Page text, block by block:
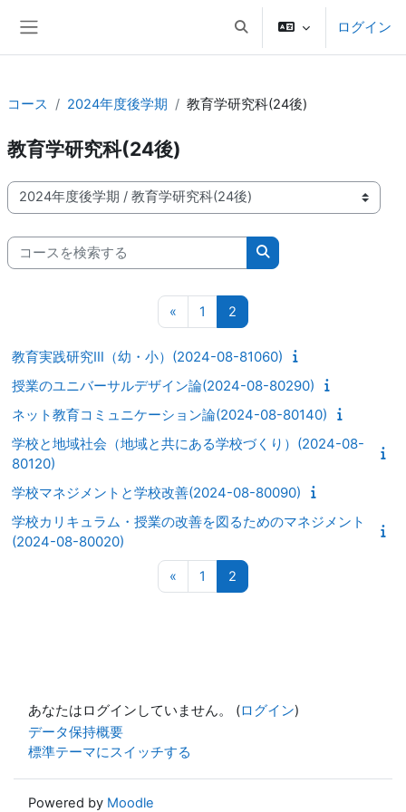
検索入力に切り替えるログイン
コース 2024年度後学期 教育学研究科(24後)
教育学研究科(24後)
コースカテゴリ
コースを検索する
コースを検索する
« 前のページ
1 ページ 1
2
教育実践研究Ⅲ（幼・小）(2024-08-81060)
授業のユニバーサルデザイン論(2024-08-80290)
ネット教育コミュニケーション論(2024-08-80140)
学校と地域社会（地域と共にある学校づくり）(2024-08-
80120)
学校マネジメントと学校改善(2024-08-80090)
学校カリキュラム・授業の改善を図るためのマネジメント
(2024-08-80020)
« 前のページ
1 ページ 1
2
あなたはログインしていません。 (ログイン)
データ保持概要
標準テーマにスイッチする
Powered by Moodle